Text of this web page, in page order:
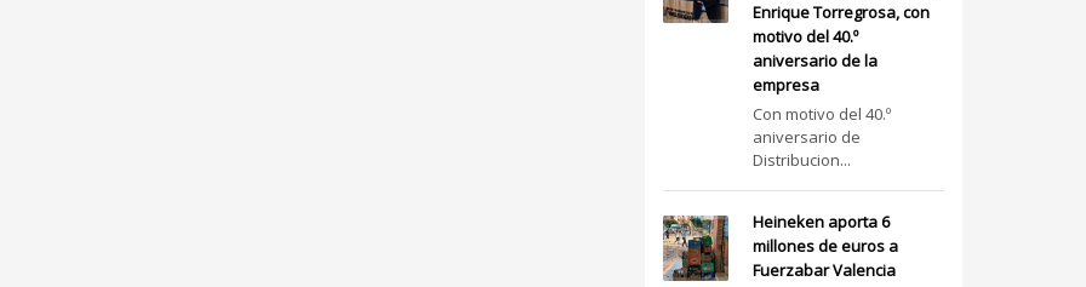
Enrique Torregrosa, con
motivo del 40.º
aniversario de la
empresa
Con motivo del 40.º
aniversario de
Distribucion...
Heineken aporta 6
millones de euros a
Fuerzabar Valencia